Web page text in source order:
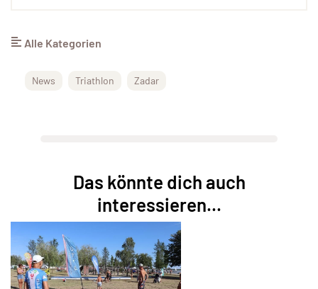
Alle Kategorien
News Triathlon Zadar
Das könnte dich auch
interessieren...